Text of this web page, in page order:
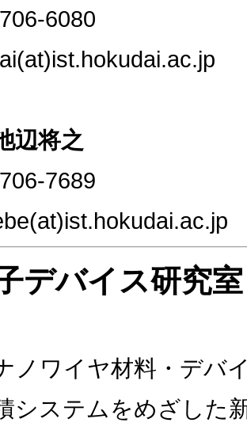
6080
辺将之
7689
デバイス研究室
ノワイヤ材料・デバ
システムをめざした